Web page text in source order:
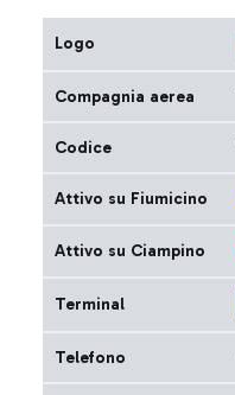
Logo
Compagnia aerea
Codice
Attivo su Fiumicino
Attivo su Ciampino
Terminal
Telefono